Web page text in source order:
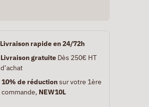
Livraison rapide en 24/72h
Livraison gratuiteDès 250€ HT
d’achat
10% de réductionsur votre 1ère
commande, NEW10L